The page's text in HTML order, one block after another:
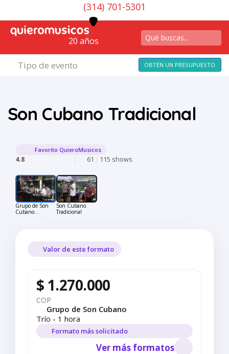
(314) 701-5301
20 años
Tipo de evento OBTÉN UN PRESUPUESTO
Son Cubano Tradicional
Favorito QuieroMusicos
4.8 | 61 | 115 shows
Grupo de Son
Cubano
Son Cubano
Tradicional
Valor de este formato
$ 1.270.000
COP
Grupo de Son Cubano
Trío - 1 hora
Formato más solicitado
Ver más formatos